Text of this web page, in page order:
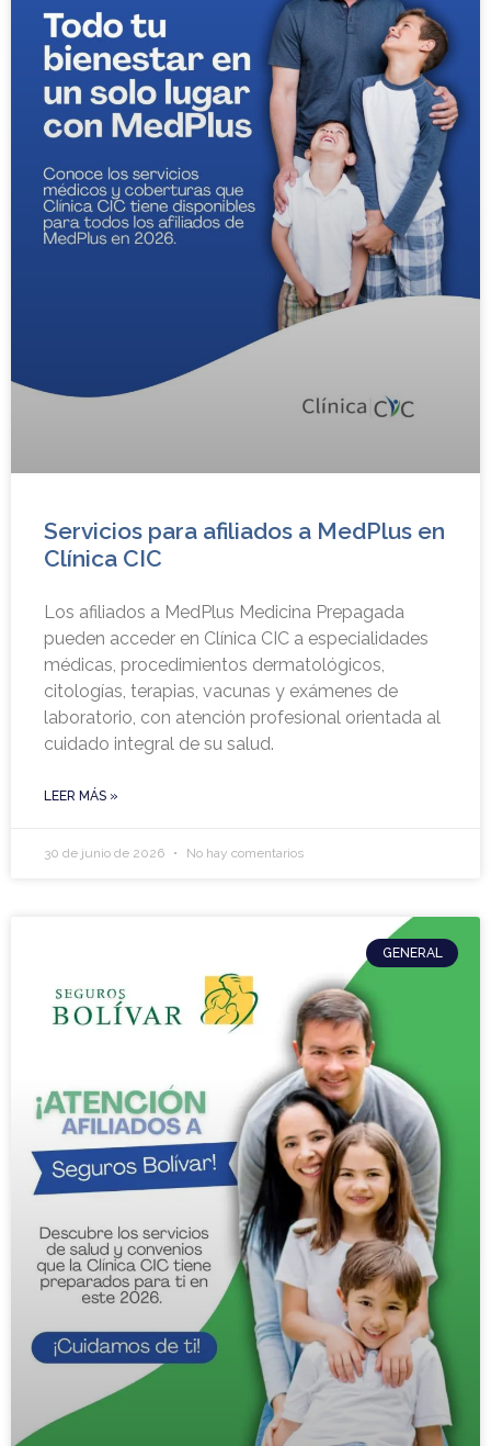
Servicios para afiliados a MedPlus en
Clínica CIC
Los afiliados a MedPlus Medicina Prepagada
pueden acceder en Clínica CIC a especialidades
médicas, procedimientos dermatológicos,
citologías, terapias, vacunas y exámenes de
laboratorio, con atención profesional orientada al
cuidado integral de su salud.
LEER MÁS »
30 de junio de 2026 No hay comentarios
GENERAL